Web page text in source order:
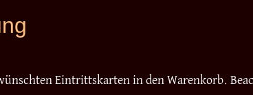
Eintrittskarten in den Warenkorb.